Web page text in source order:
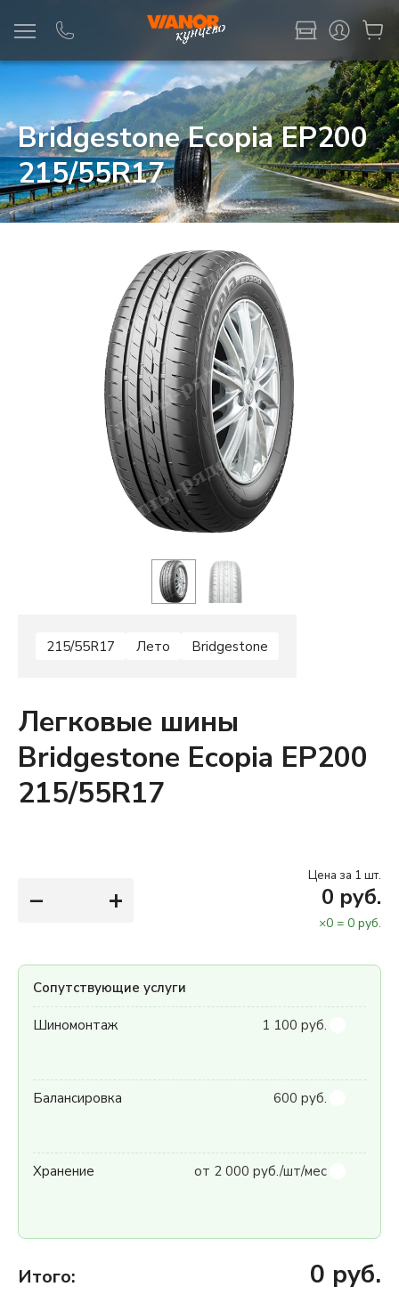
Bridgestone Ecopia EP200
215/55R17
215/55R17 Лето Bridgestone
Легковые шины
Bridgestone Ecopia EP200
215/55R17
− +
Цена за 1 шт.
0 руб.
×0 = 0 руб.
Сопутствующие услуги
Шиномонтаж 1 100 руб.
Балансировка 600 руб.
Хранение от 2 000 руб./шт/мес
Итого: 0 руб.
Информация Фото товара